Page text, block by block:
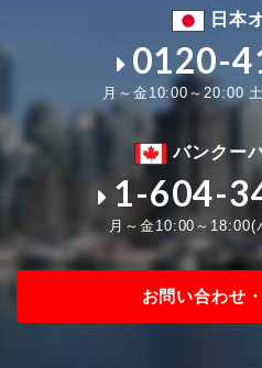
日本
0120-
月～金10:00～20:00
バンクー
1-604-
月～金10:00～18:00(
お問い合わせ